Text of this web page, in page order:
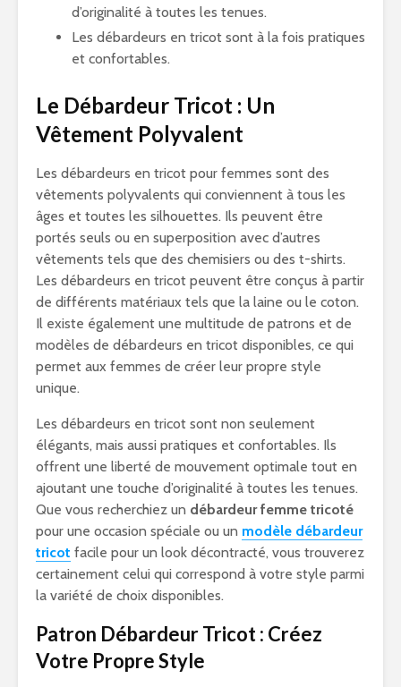
d’originalité à toutes les tenues.
Les débardeurs en tricot sont à la fois pratiques
et confortables.
Le Débardeur Tricot : Un
Vêtement Polyvalent
Les débardeurs en tricot pour femmes sont des
vêtements polyvalents qui conviennent à tous les
âges et toutes les silhouettes. Ils peuvent être
portés seuls ou en superposition avec d’autres
vêtements tels que des chemisiers ou des t-shirts.
Les débardeurs en tricot peuvent être conçus à partir
de différents matériaux tels que la laine ou le coton.
Il existe également une multitude de patrons et de
modèles de débardeurs en tricot disponibles, ce qui
permet aux femmes de créer leur propre style
unique.
Les débardeurs en tricot sont non seulement
élégants, mais aussi pratiques et confortables. Ils
offrent une liberté de mouvement optimale tout en
ajoutant une touche d’originalité à toutes les tenues.
Que vous recherchiez un débardeur femme tricoté
pour une occasion spéciale ou un modèle débardeur
tricot facile pour un look décontracté, vous trouverez
certainement celui qui correspond à votre style parmi
la variété de choix disponibles.
Patron Débardeur Tricot : Créez
Votre Propre Style